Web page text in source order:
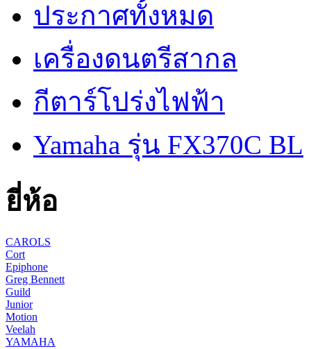
ประกาศทั้งหมด
เครื่องดนตรีสากล
กีตาร์โปร่งไฟฟ้า
Yamaha รุ่น FX370C BL
ยี่ห้อ
CAROLS
Cort
Epiphone
Greg Bennett
Guild
Junior
Motion
Veelah
YAMAHA